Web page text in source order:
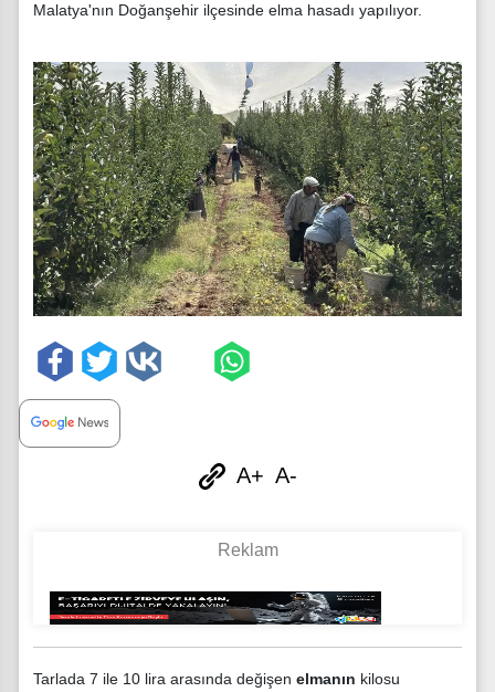
Malatya'nın Doğanşehir ilçesinde elma hasadı yapılıyor.
A+ A-
Tarlada 7 ile 10 lira arasında değişen elmanın kilosu